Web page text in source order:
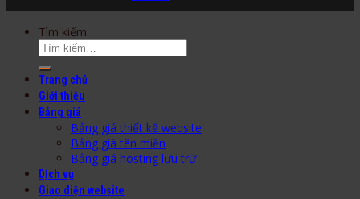
Tìm kiếm:
Trang chủ
Giới thiệu
Bảng giá
Bảng giá thiết kế website
Bảng giá tên miền
Bảng giá hosting lưu trữ
Dịch vụ
Giao diện website